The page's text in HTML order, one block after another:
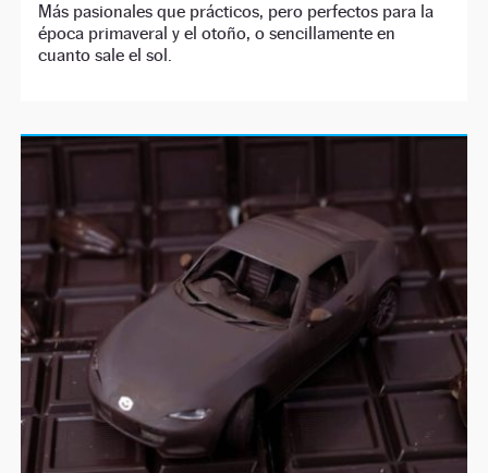
Más pasionales que prácticos, pero perfectos para la
época primaveral y el otoño, o sencillamente en
cuanto sale el sol.